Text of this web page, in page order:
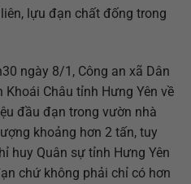
lựu đạn chất đống trong